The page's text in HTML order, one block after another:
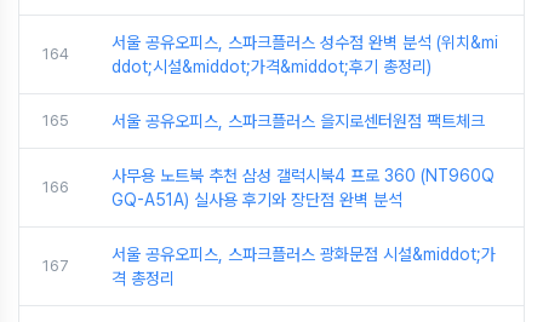
164
서울 공유오피스, 스파크플러스 성수점 완벽 분석 (위치&mi
ddot;시설&middot;가격&middot;후기 총정리)
165 서울 공유오피스, 스파크플러스 을지로센터원점 팩트체크
166
사무용 노트북 추천 삼성 갤럭시북4 프로 360 (NT960Q
GQ-A51A) 실사용 후기와 장단점 완벽 분석
167
서울 공유오피스, 스파크플러스 광화문점 시설&middot;가
격 총정리